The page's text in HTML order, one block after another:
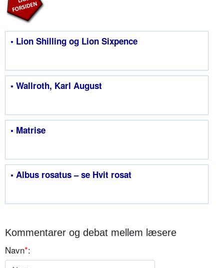
• Lion Shilling og Lion Sixpence
• Wallroth, Karl August
• Matrise
• Albus rosatus – se Hvit rosat
Kommentarer og debat mellem læsere
Navn*: